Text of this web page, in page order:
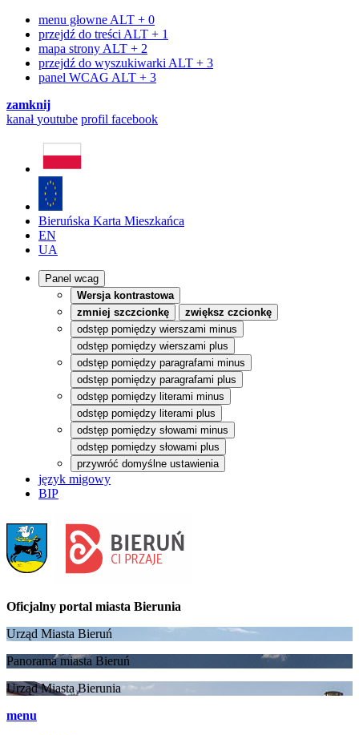
menu głowne ALT + 0
przejdź do treści ALT + 1
mapa strony ALT + 2
przejdź do wyszukiwarki ALT + 3
panel WCAG ALT + 3
zamknij
kanałyoutube profil facebook
Bieruńska Karta Mieszkańca
EN
UA
Panel wcag
Wersja kontrastowa
zmniej szczcionkę
zwiększ czcionkę
odstęp pomiędzy wierszami minus
odstęp pomiędzy wierszami plus
odstęp pomiędzy paragrafami minus
odstęp pomiędzy paragrafami plus
odstęp pomiędzy literami minus
odstęp pomiędzy literami plus
odstęp pomiędzy słowami minus
odstęp pomiędzy słowami plus
przywróć domyślne ustawienia
język migowy
BIP
Oficjalny portal miasta Bierunia
Urząd Miasta Bieruń
Panorama miasta Bieruń
Urząd Miasta Bierunia
menu